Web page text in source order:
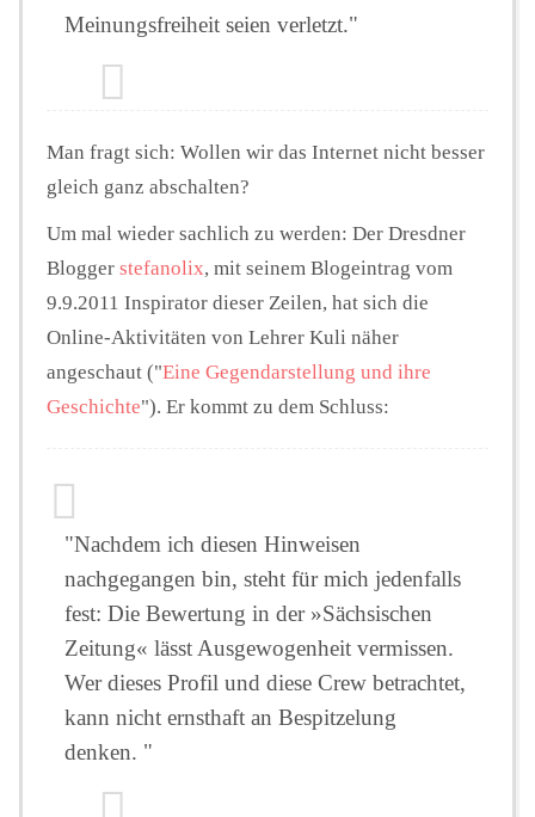
Meinungsfreiheit seien verletzt."
Man fragt sich: Wollen wir das Internet nicht besser
gleich ganz abschalten?
Um mal wieder sachlich zu werden: Der Dresdner
Blogger stefanolix, mit seinem Blogeintrag vom
9.9.2011 Inspirator dieser Zeilen, hat sich die
Online-Aktivitäten von Lehrer Kuli näher
angeschaut ("Eine Gegendarstellung und ihre
Geschichte"). Er kommt zu dem Schluss:
"Nachdem ich diesen Hinweisen
nachgegangen bin, steht für mich jedenfalls
fest: Die Bewertung in der »Sächsischen
Zeitung« lässt Ausgewogenheit vermissen.
Wer dieses Profil und diese Crew betrachtet,
kann nicht ernsthaft an Bespitzelung
denken. "